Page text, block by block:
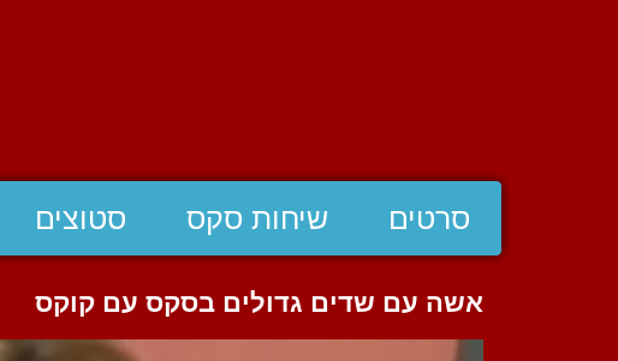
סרטים שיחות סקס סטוצים
אשה עם שדים גדולים בסקס עם קוקס